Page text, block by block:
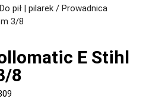
Do pił | pilarek / Prowadnica
3/8
E Stihl
8